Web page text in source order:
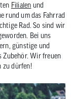
Filialen und
rund um das Fahrrad
Rad. So sind wir
Bei uns
günstige und
Wir freuen
zu dürfen!